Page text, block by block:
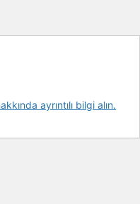
ayrıntılı bilgi alın.